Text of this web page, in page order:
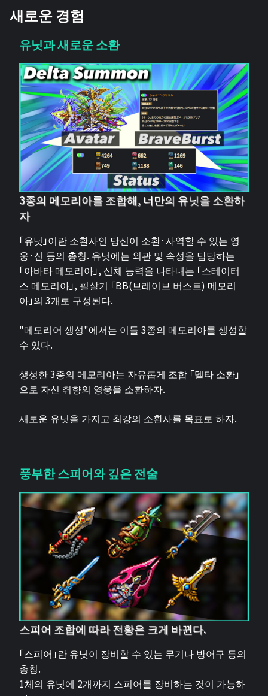
새로운 경험
유닛과 새로운 소환
3종의 메모리아를 조합해, 너만의 유닛을 소환하
자
「유닛」이란 소환사인 당신이 소환·사역할 수 있는 영
웅·신 등의 총칭. 유닛에는 외관 및 속성을 담당하는
「아바타 메모리아」, 신체 능력을 나타내는 「스테이터
스 메모리아」, 필살기 「BB(브레이브 버스트) 메모리
아」의 3개로 구성된다.
"메모리어 생성"에서는 이들 3종의 메모리아를 생성할
수 있다.
생성한 3종의 메모리아는 자유롭게 조합 「델타 소환」
으로 자신 취향의 영웅을 소환하자.
새로운 유닛을 가지고 최강의 소환사를 목표로 하자.
풍부한 스피어와 깊은 전술
스피어 조합에 따라 전황은 크게 바뀐다.
「스피어」란 유닛이 장비할 수 있는 무기나 방어구 등의
총칭.
1체의 유닛에 2개까지 스피어를 장비하는 것이 가능하